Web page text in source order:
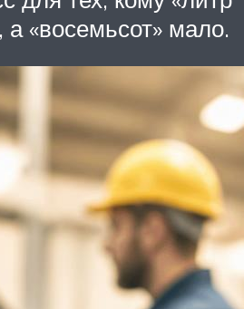
а «восемьсот» мало.